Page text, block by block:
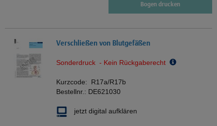
Bogen drucken
Verschließen von Blutgefäßen
Sonderdruck - Kein Rückgaberecht
Kurzcode: R17a/R17b
Bestellnr.: DE621030
jetzt digital aufklären